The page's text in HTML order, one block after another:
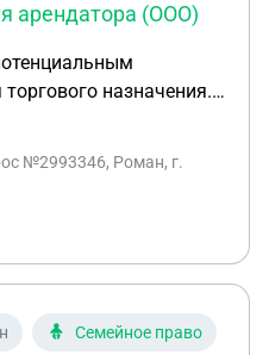
арендатора (ООО)
назначения.
торгового
невысокой ставке
ниже рыночной».
аренды рыночная, так
в
потратить
№2993346, Роман, г.
Семейное право